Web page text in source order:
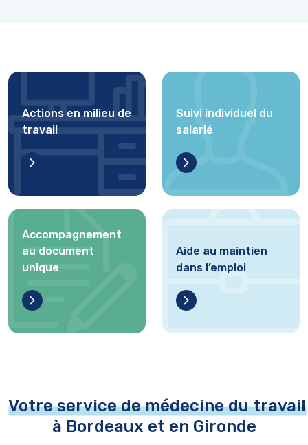
Actions en milieu de
travail
Suivi individuel du
salarié
Accompagnement
au document
unique
Aide au maintien
dans l’emploi
Votre service de médecine du travail
à Bordeaux et en Gironde